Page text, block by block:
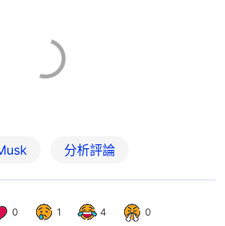
分析評論
0 1 4 0